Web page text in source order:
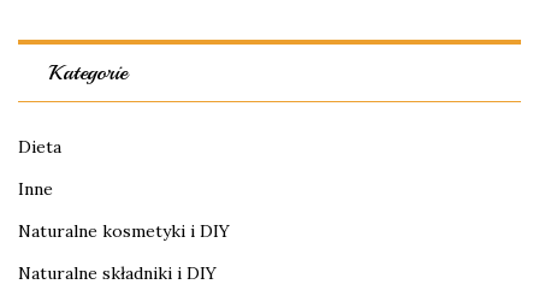
Kategorie
Dieta
Inne
Naturalne kosmetyki i DIY
Naturalne składniki i DIY